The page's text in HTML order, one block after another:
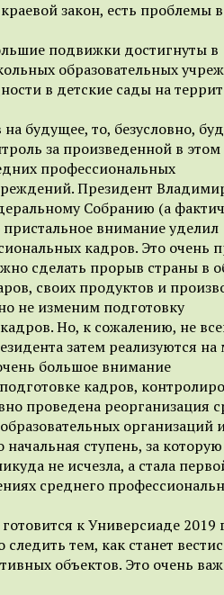
закон, есть проблемы
подвижки достигнуты в
образовательных
в детские сады на
на будущее, то, безусловно,
за произведенной в
профессиональных
Президент
Собранию (а
внимание уделил
кадров. Это очень
сделать прорыв страны в
своих продуктов и
не изменим подготовку
Но, к сожалению, не
затем реализуются на
большое внимание
кадров,
проведена реорганизация
организаций
ступень, за
не исчезла, а стала
среднего
к Универсиаде
тем, как станет
объектов. Это очень